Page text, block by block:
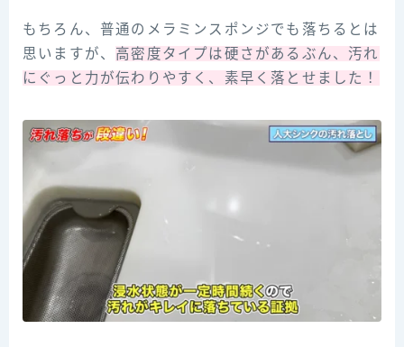
もちろん、普通のメラミンスポンジでも落ちるとは
思いますが、 高密度タイプは硬さがあるぶん、汚れ
にぐっと力が伝わりやすく、素早く落とせました！